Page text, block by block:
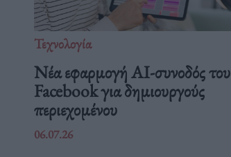
Τεχνολογία
Νέα εφαρμογή AI-συνοδός του
Facebook για δημιουργούς
περιεχομένου
06.07.26